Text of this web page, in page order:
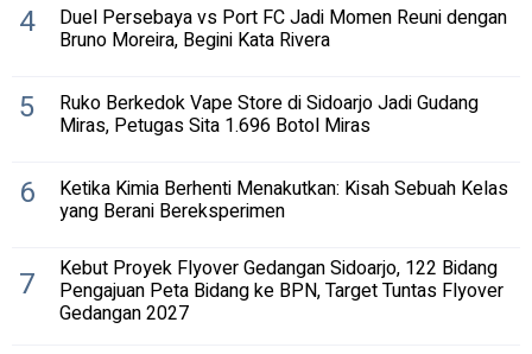
4 Duel Persebaya vs Port FC Jadi Momen Reuni dengan
Bruno Moreira, Begini Kata Rivera
5 Ruko Berkedok Vape Store di Sidoarjo Jadi Gudang
Miras, Petugas Sita 1.696 Botol Miras
6 Ketika Kimia Berhenti Menakutkan: Kisah Sebuah Kelas
yang Berani Bereksperimen
7 Kebut Proyek Flyover Gedangan Sidoarjo, 122 Bidang
Pengajuan Peta Bidang ke BPN, Target Tuntas Flyover
Gedangan 2027